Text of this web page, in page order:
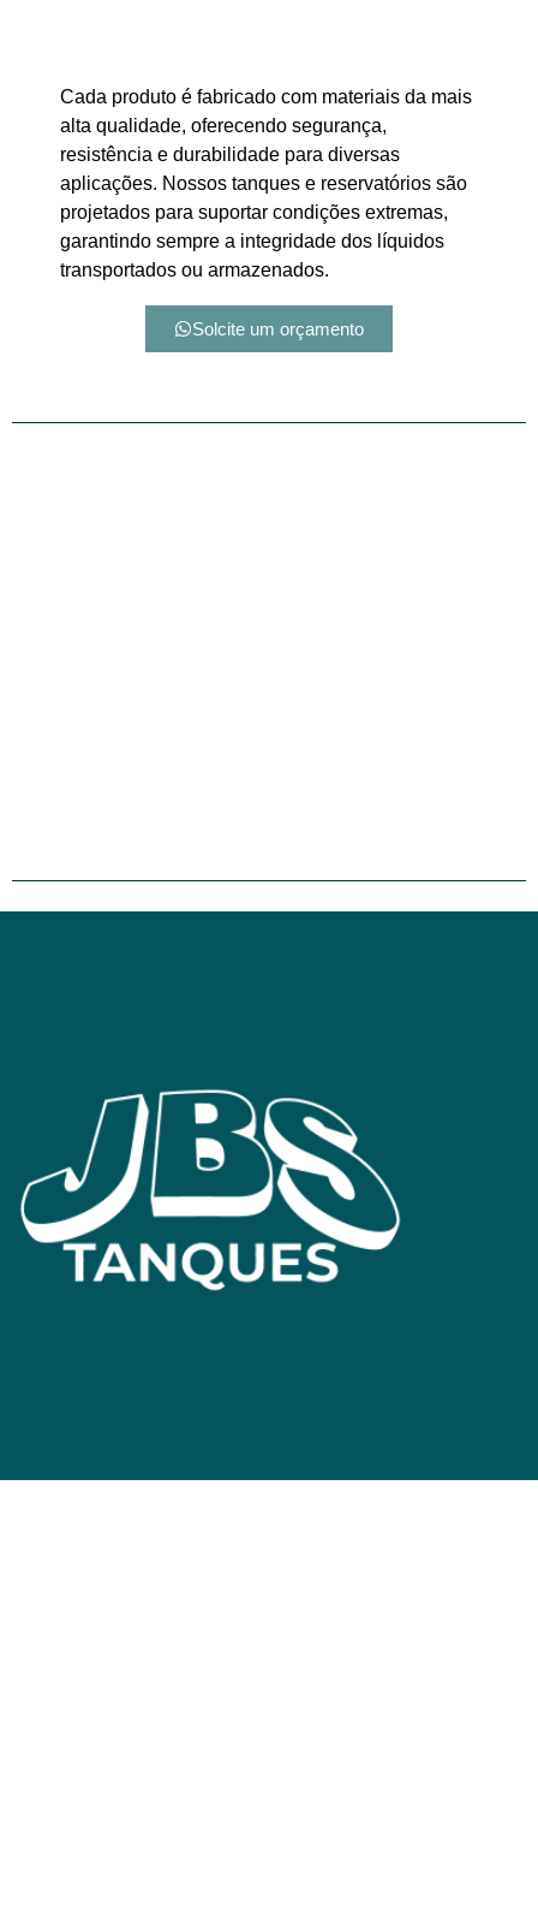
Cada produto é fabricado com materiais da mais
alta qualidade, oferecendo segurança,
resistência e durabilidade para diversas
aplicações. Nossos tanques e reservatórios são
projetados para suportar condições extremas,
garantindo sempre a integridade dos líquidos
transportados ou armazenados.
Solcite um orçamento